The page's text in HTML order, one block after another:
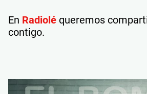
En Radiolé queremos
contigo.